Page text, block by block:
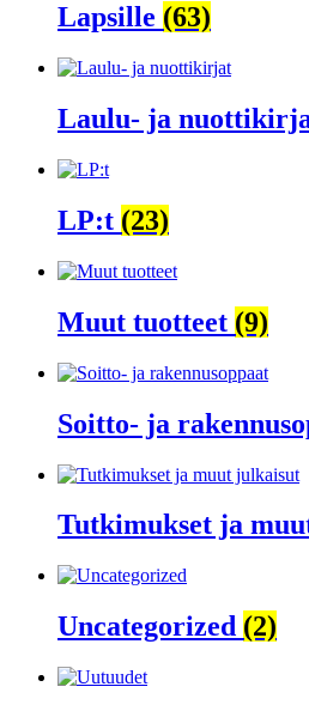
Lapsille (63)
Laulu- ja
LP:t (23)
Muut tuotteet (9)
Soitto- ja
Tutkimukset ja
Uncategorized (2)